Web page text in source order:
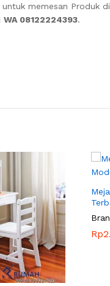
memesan Produk di
WA 08122224393.
Rp